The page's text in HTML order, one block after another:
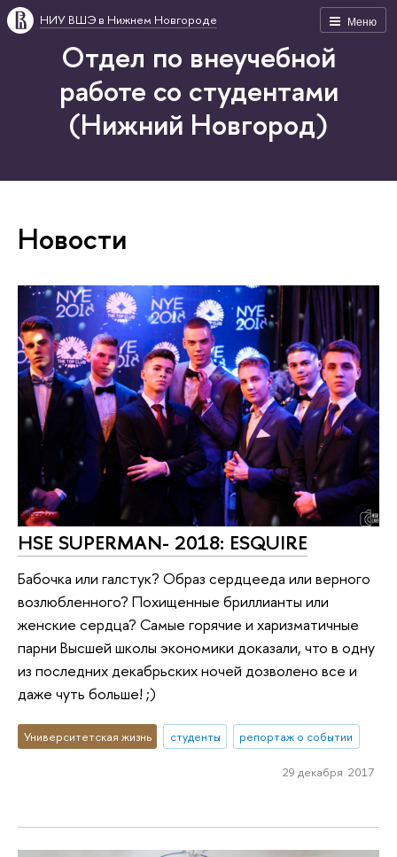
Меню
НИУ ВШЭ в Нижнем Новгороде
Отдел по внеучебной
работе со студентами
(Нижний Новгород)
Новости
HSE SUPERMAN- 2018: ESQUIRE
Бабочка или галстук? Образ сердцееда или верного
возлюбленного? Похищенные бриллианты или
женские сердца? Самые горячие и харизматичные
парни Высшей школы экономики доказали, что в одну
из последних декабрьских ночей дозволено все и
даже чуть больше! ;)
Университетская жизнь студенты репортаж о событии
29 декабря 2017